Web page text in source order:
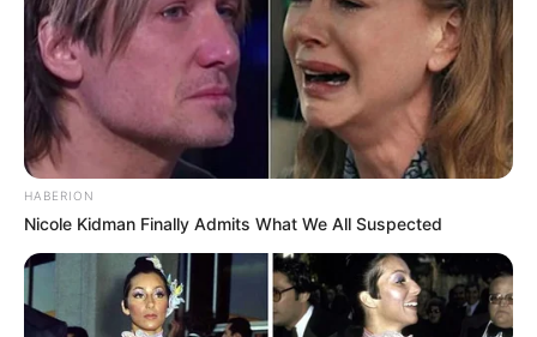
HABERION
Nicole Kidman Finally Admits What We All Suspected